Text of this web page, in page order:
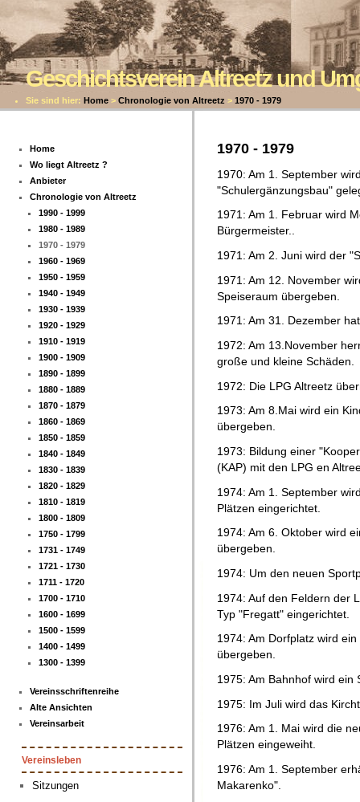
Geschichtsverein Altreetz und
Sie sind hier: Home > Chronologie von Altreetz > 1970 - 1979
Home
Wo liegt Altreetz ?
Anbieter
Chronologie von Altreetz
1990 - 1999
1980 - 1989
1970 - 1979
1960 - 1969
1950 - 1959
1940 - 1949
1930 - 1939
1920 - 1929
1910 - 1919
1900 - 1909
1890 - 1899
1880 - 1889
1870 - 1879
1860 - 1869
1850 - 1859
1840 - 1849
1830 - 1839
1820 - 1829
1810 - 1819
1800 - 1809
1750 - 1799
1731 - 1749
1721 - 1730
1711 - 1720
1700 - 1710
1600 - 1699
1500 - 1599
1400 - 1499
1300 - 1399
Vereinsschriftenreihe
Alte Ansichten
Vereinsarbeit
Vereinsleben
Sitzungen
1970 - 1979
1970: Am 1. September
"Schulergänzungsbau"
1971: Am 1. Februar wird
Bürgermeister..
1971: Am 2. Juni wird der
1971: Am 12. November
Speiseraum übergeben.
1971: Am 31. Dezember
1972: Am 13.November
große und kleine Schäden.
1972: Die LPG Altreetz
1973: Am 8.Mai wird ein
übergeben.
1973: Bildung einer
(KAP) mit den LPG en
1974: Am 1. September
Plätzen eingerichtet.
1974: Am 6. Oktober wird
übergeben.
1974: Um den neuen
1974: Auf den Feldern der
Typ "Fregatt" eingerichtet.
1974: Am Dorfplatz wird
übergeben.
1975: Am Bahnhof wird ein
1975: Im Juli wird das
1976: Am 1. Mai wird die
Plätzen eingeweiht.
1976: Am 1. September
Makarenko".